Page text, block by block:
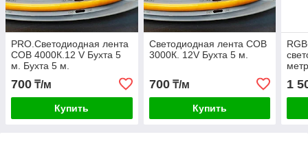
PRO.Светодиодная лента
COB 4000К.12 V Бухта 5
м. Бухта 5 м.
700 ₸/м
Купить
Светодиодная лента COB
3000К. 12V Бухта 5 м.
700₸/м
Купить
1